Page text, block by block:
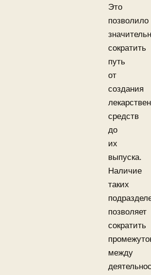
Это
позволило
сократить
путь
от
создания
средств
до
их
выпуска.
Наличие
таких
позволяет
сократить
между